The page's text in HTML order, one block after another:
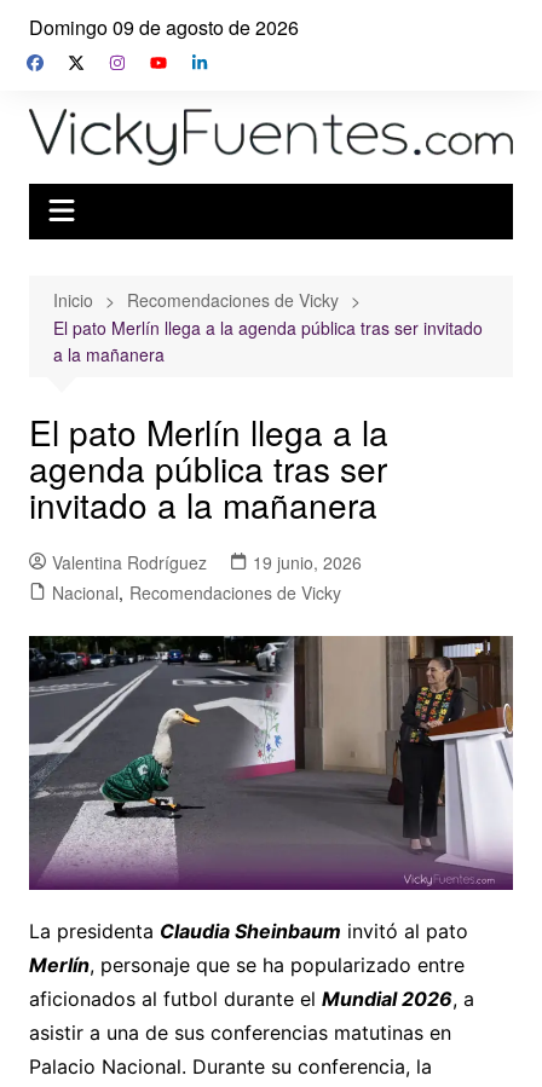
Saltar
contenido
Domingo 09 de agosto de 2026
Inicio
Recomendaciones de Vicky
El pato Merlín llega a la agenda pública tras ser invitado
a la mañanera
El pato Merlín llega a la
agenda pública tras ser
invitado a la mañanera
Valentina Rodríguez
19 junio, 2026
Nacional, Recomendaciones de Vicky
La presidenta Claudia Sheinbaum invitó al pato
Merlín, personaje que se ha popularizado entre
aficionados al futbol durante el Mundial 2026, a
asistir a una de sus conferencias matutinas en
Palacio Nacional. Durante su conferencia, la